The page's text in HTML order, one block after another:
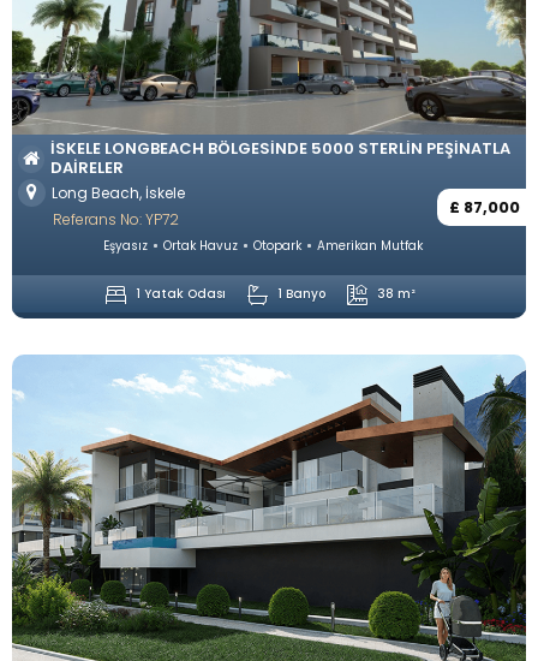
İSKELE LONGBEACH BÖLGESINDE 5000 STERLIN PEŞINATLA
DAIRELER
Long Beach, İskele
£ 87,000
Referans No: YP72
Eşyasız Ortak Havuz Otopark Amerikan Mutfak
1 Yatak Odası 1 Banyo 38 m²